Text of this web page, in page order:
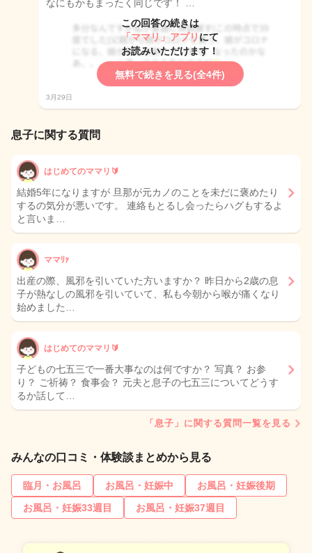
なにもかもまったく同じです！ …
この回答の続きは
「ママリ」アプリ にて
お読みいただけます！
無料で続きを見る(全4件)
3月29日
息子に関する質問
はじめてのママリ🔰
結婚5年になりますが 旦那が元カノのことを未だに褒めたり
するの気分が悪いです。 連絡もとるし会ったらハグもするよ
と言いま…
ママﾘｧ
出産の際、風邪を引いていた方いますか？ 昨日から2歳の息
子が熱なしの風邪を引いていて、私も今朝から喉が痛くなり
始めました…
はじめてのママリ🔰
子どもの七五三で一番大事なのは何ですか？ 写真？ お参
り？ ご祈祷？ 食事会？ 元夫と息子の七五三についてどうす
るか話して…
「息子」に関する質問一覧を見る
みんなの口コミ・体験談まとめから見る
臨月・お風呂 お風呂・妊娠中
お風呂・妊娠後期
お風呂・妊娠33週目
お風呂・妊娠37週目